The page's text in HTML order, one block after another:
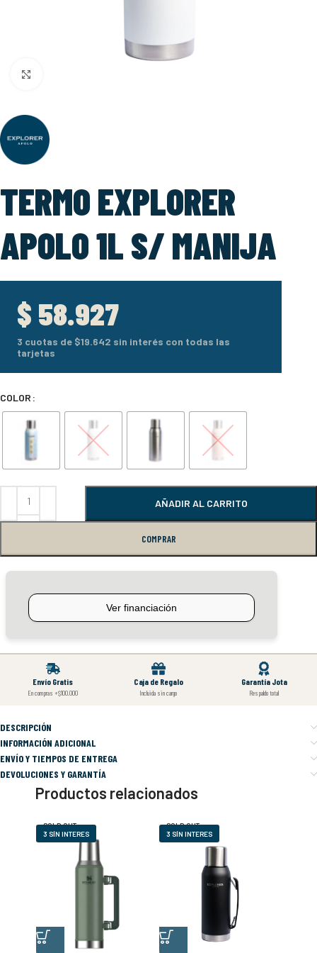
TERMO EXPLORER
APOLO 1L S/ MANIJA
$ 58.927
3 cuotas de $19.642 sin interés con todas las
tarjetas
COLOR
AÑADIR AL CARRITO
COMPRAR
Envío Gratis
En compras +$100.000
Caja de Regalo
Incluida sin cargo
Garantía Jota
Respaldo total
DESCRIPCIÓN
INFORMACIÓN ADICIONAL
ENVÍO Y TIEMPOS DE ENTREGA
DEVOLUCIONES Y GARANTÍA
Productos relacionados
SOLD OUT
3 SÍN INTERES
SOLD OUT
3 SÍN INTERES